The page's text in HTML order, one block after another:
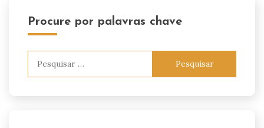
Procure por palavras chave